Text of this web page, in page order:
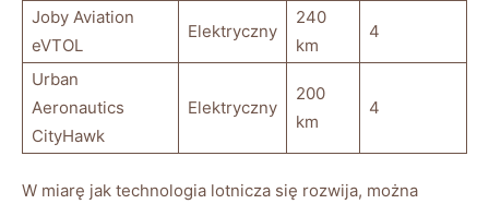
Joby Aviation
eVTOL
Elektryczny
240
km
4
Urban
Aeronautics
CityHawk
Elektryczny
200
km
4
W ‍miarę‌ jak technologia lotnicza‌ się⁣ rozwija, można